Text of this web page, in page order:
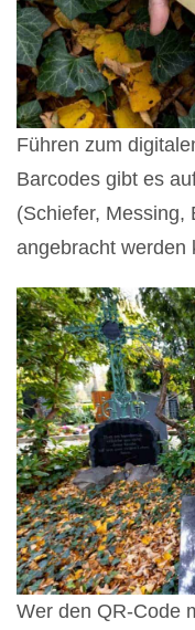
Führen zum
Barcodes gibt es
(Schiefer, Messing,
angebracht werden
Wer den QR-Code